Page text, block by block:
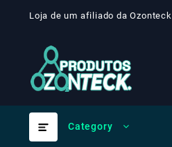
Loja de um afiliado da Ozonteck
Category